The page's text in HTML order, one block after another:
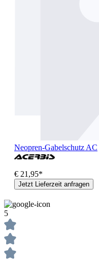
Neopren-Gabelschutz AC
€ 21,95*
Jetzt Lieferzeit anfragen
5